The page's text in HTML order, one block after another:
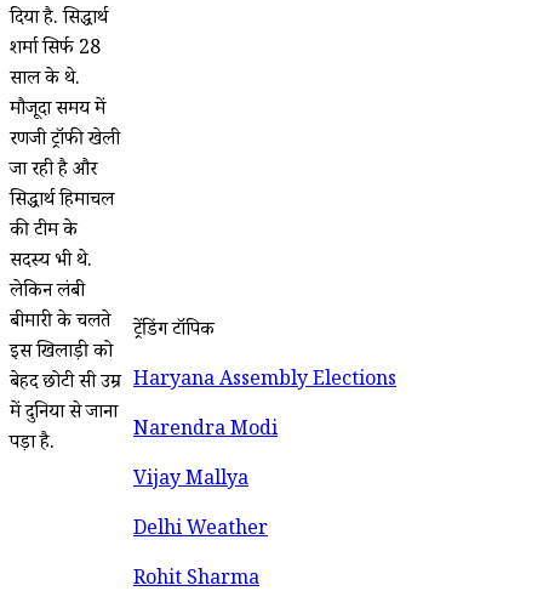
दिया है. सिद्धार्थ
शर्मा सिर्फ 28
साल के थे.
मौजूदा समय में
रणजी ट्रॉफी खेली
जा रही है और
सिद्धार्थ हिमाचल
की टीम के
सदस्य भी थे.
लेकिन लंबी
बीमारी के चलते
इस खिलाड़ी को
बेहद छोटी सी उम्र
में दुनिया से जाना
पड़ा है.
ट्रेंडिंग टॉपिक
Haryana Assembly Elections
Narendra Modi
Vijay Mallya
Delhi Weather
Rohit Sharma